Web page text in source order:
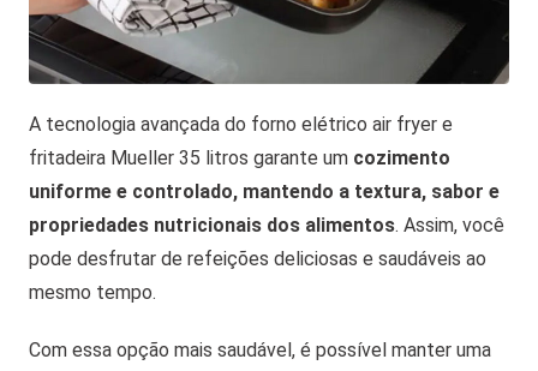
A tecnologia avançada do forno elétrico air fryer e
fritadeira Mueller 35 litros garante um cozimento
uniforme e controlado, mantendo a textura, sabor e
propriedades nutricionais dos alimentos. Assim, você
pode desfrutar de refeições deliciosas e saudáveis ao
mesmo tempo.
Com essa opção mais saudável, é possível manter uma